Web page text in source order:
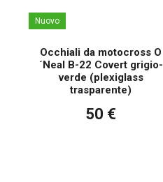
Nuovo
Occhiali da motocross O
´Neal B-22 Covert grigio-
verde (plexiglass
trasparente)
50 €